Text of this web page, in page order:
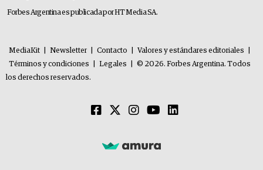
Forbes Argentina es publicada por HT Media SA.
MediaKit Newsletter Contacto Valores y estándares editoriales
Términos y condiciones
Legales
© 2026. Forbes Argentina. Todos
los derechos reservados.